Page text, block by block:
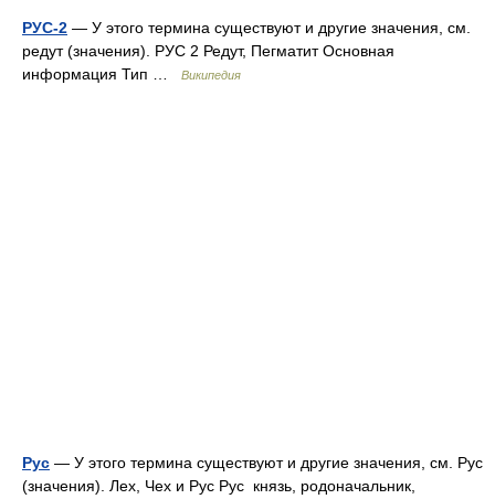
РУС-2 — У этого термина существуют и другие значения, см.
редут (значения). РУС 2 Редут, Пегматит Основная
информация Тип …
Википедия
Рус — У этого термина существуют и другие значения, см. Рус
(значения). Лех, Чех и Рус Рус князь, родоначальник,